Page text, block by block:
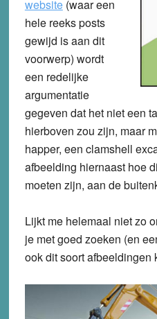
website(waar een
hele reeks posts
gewijd is aan dit
voorwerp) wordt
een redelijke
argumentatie
gegeven dat het niet een
hierboven zou zijn, maar
happer, een clamshell
afbeelding hiernaast hoe
moeten zijn, aan de
Lijkt me helemaal niet zo
je met goed zoeken (en
ook dit soort afbeeldingen